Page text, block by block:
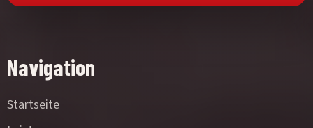
Navigation
Startseite